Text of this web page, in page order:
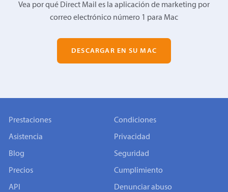
Vea por qué Direct Mail es la aplicación de marketing por
correo electrónico número 1 para Mac
DESCARGAR EN SU MAC
Prestaciones
Asistencia
Blog
Precios
API
Condiciones
Privacidad
Seguridad
Cumplimiento
Denunciar abuso